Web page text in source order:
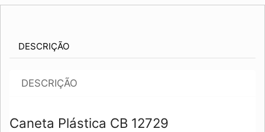
DESCRIÇÃO
DESCRIÇÃO
Caneta Plástica CB 12729